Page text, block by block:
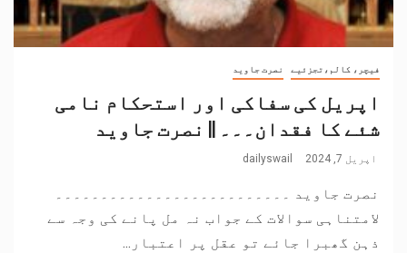
فیچر، کالم،تجزئیے نصرت جاوید
اپریل کی سفاکی اور استحکام نامی
شئے کا فقدان۔۔۔ || نصرت جاوید
اپریل 7, 2024 dailyswail
نصرت جاوید ۔۔۔۔۔۔۔۔۔۔۔۔۔۔۔۔۔۔۔۔۔۔۔۔۔۔
لامتناہی سوالات کے جواب نہ مل پانے کی وجہ سے
ذہن گھبرا جائے تو عقل پر اعتبار...